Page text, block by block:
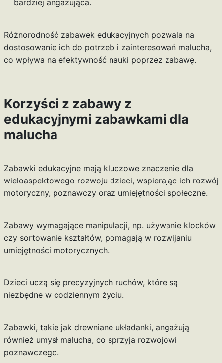
bardziej angażująca.
Różnorodność zabawek edukacyjnych pozwala na
dostosowanie ich do potrzeb i zainteresowań malucha,
co wpływa na efektywność nauki poprzez zabawę.
Korzyści z zabawy z
edukacyjnymi zabawkami dla
malucha
Zabawki edukacyjne mają kluczowe znaczenie dla
wieloaspektowego rozwoju dzieci, wspierając ich rozwój
motoryczny, poznawczy oraz umiejętności społeczne.
Zabawy wymagające manipulacji, np. używanie klocków
czy sortowanie kształtów, pomagają w rozwijaniu
umiejętności motorycznych.
Dzieci uczą się precyzyjnych ruchów, które są
niezbędne w codziennym życiu.
Zabawki, takie jak drewniane układanki, angażują
również umysł malucha, co sprzyja rozwojowi
poznawczego.